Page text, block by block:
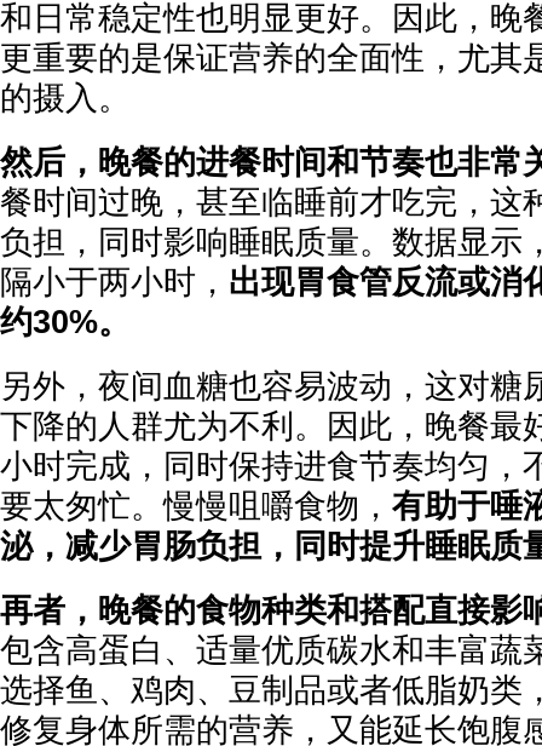
和日常稳定性也明显更好。因此，晚
更重要的是保证营养的全面性，尤其
的摄入。
然后，晚餐的进餐时间和节奏也非常
餐时间过晚，甚至临睡前才吃完，这
负担，同时影响睡眠质量。数据显示
隔小于两小时， 出现胃食管反流或消
约30%。
另外，夜间血糖也容易波动，这对糖
下降的人群尤为不利。因此，晚餐最
小时完成，同时保持进食节奏均匀，
要太匆忙。慢慢咀嚼食物， 有助于唾
泌，减少胃肠负担，同时提升睡眠质
再者，晚餐的食物种类和搭配直接影
包含高蛋白、适量优质碳水和丰富蔬
选择鱼、鸡肉、豆制品或者低脂奶类
修复身体所需的营养，又能延长饱腹